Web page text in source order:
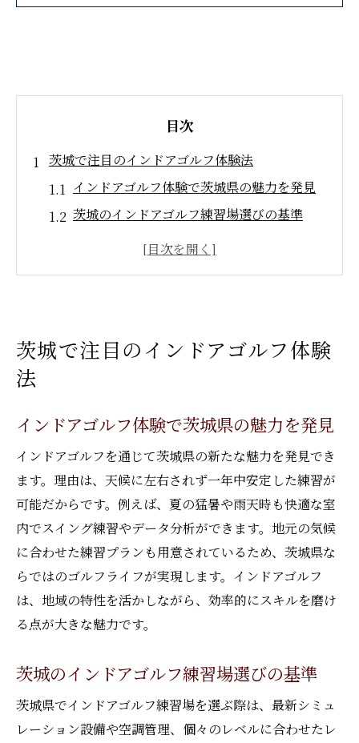
目次
茨城で注目のインドアゴルフ体験法
インドアゴルフ体験で茨城県の魅力を発見
茨城のインドアゴルフ練習場選びの基準
インドアゴルフ茨城の人気の理由とは
インドアゴルフなら天候を気にせず練習
茨城でインドアゴルフを選ぶ理由とは
インドアゴルフで天候ストレスを解消
季節を問わないインドアゴルフの強み
インドアゴルフ茨城で毎日の練習を継続
快適な室内で楽しむゴルフ練習の魅力
インドアゴルフ茨城で快適な練習体験
室内環境で集中できるインドアゴルフ
インドアゴルフ茨城の設備と快適性
茨城で快適に楽しむインドアゴルフ練習
インドアゴルフ茨城の魅力と実践法
24時間利用できるインドアゴルフの利点
茨城で注目のインドアゴルフ体験
法
インドアゴルフ体験で茨城県の魅力を発見
インドアゴルフを通じて茨城県の新たな魅力を発見でき
ます。理由は、天候に左右されず一年中安定した練習が
可能だからです。例えば、夏の猛暑や雨天時も快適な室
内でスイング練習やデータ分析ができます。地元の気候
に合わせた練習プランも用意されているため、茨城県な
らではのゴルフライフが実現します。インドアゴルフ
は、地域の特性を活かしながら、効率的にスキルを磨け
る点が大きな魅力です。
茨城のインドアゴルフ練習場選びの基準
茨城県でインドアゴルフ練習場を選ぶ際は、最新シミュ
レーション設備や空調管理、個々のレベルに合わせたレ